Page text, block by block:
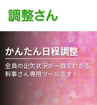
かんたん日程調整
全員の出欠状況が一目でわかる、
幹事さん専用ツールです！